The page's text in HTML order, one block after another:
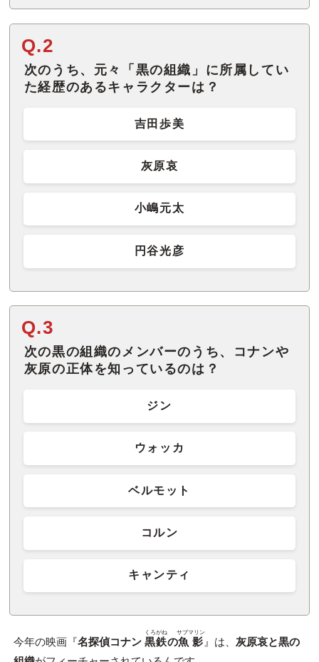
Q.2
次のうち、元々「黒の組織」に所属してい
た経歴のあるキャラクターは？
吉田歩美
灰原哀
小嶋元太
円谷光彦
Q.3
次の黒の組織のメンバーのうち、コナンや
灰原の正体を知っているのは？
ジン
ウォッカ
ベルモット
コルン
キャンティ
今年の映画『名探偵コナン 黒鉄
くろがね
の魚影
サブマリン
』は、 灰原哀と黒の